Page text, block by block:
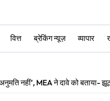
वित्त ब्रेकिंग न्यूज़ व्यापार
नहीं’, MEA ने दावे को बताया-